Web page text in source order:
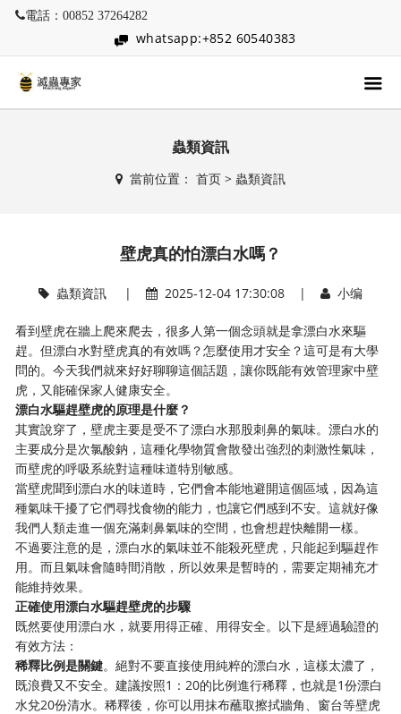
電話：00852 37264282
whatsapp:+852 60540383
蟲類資訊
當前位置： 首页> 蟲類資訊
壁虎真的怕漂白水嗎？
蟲類資訊| 2025-12-04 17:30:08 | 小编
看到壁虎在牆上爬來爬去，很多人第一個念頭就是拿漂白水來驅
趕。但漂白水對壁虎真的有效嗎？怎麼使用才安全？這可是有大學
問的。今天我們就來好好聊聊這個話題，讓你既能有效管理家中壁
虎，又能確保家人健康安全。
漂白水驅趕壁虎的原理是什麼？
其實說穿了，壁虎主要是受不了漂白水那股刺鼻的氣味。漂白水的
主要成分是次氯酸鈉，這種化學物質會散發出強烈的刺激性氣味，
而壁虎的呼吸系統對這種味道特別敏感。
當壁虎聞到漂白水的味道時，它們會本能地避開這個區域，因為這
種氣味干擾了它們尋找食物的能力，也讓它們感到不安。這就好像
我們人類走進一個充滿刺鼻氣味的空間，也會想趕快離開一樣。
不過要注意的是，漂白水的氣味並不能殺死壁虎，只能起到驅趕作
用。而且氣味會隨時間消散，所以效果是暫時的，需要定期補充才
能維持效果。
正確使用漂白水驅趕壁虎的步驟
既然要使用漂白水，就要用得正確、用得安全。以下是經過驗證的
有效方法：
稀釋比例是關鍵。絕對不要直接使用純粹的漂白水，這樣太濃了，
既浪費又不安全。建議按照1：20的比例進行稀釋，也就是1份漂白
水兌20份清水。稀釋後，你可以用抹布蘸取擦拭牆角、窗台等壁虎